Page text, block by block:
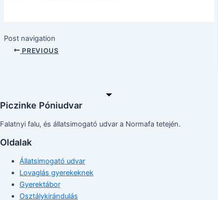
Post navigation
PREVIOUS
Piczinke Póniudvar
Falatnyi falu, és állatsimogató udvar a Normafa tetején.
Oldalak
Állatsimogató udvar
Lovaglás gyerekeknek
Gyerektábor
Osztálykirándulás